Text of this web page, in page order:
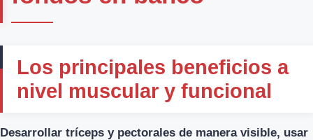
Los principales beneficios a
nivel muscular y funcional
Desarrollar tríceps y pectorales de manera visible, usar